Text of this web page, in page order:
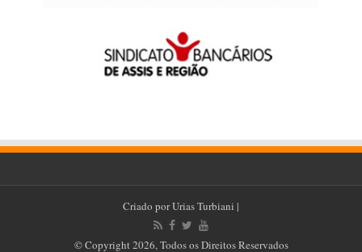
Criado porUrias Turbiani |
© Copyright 2026, Todos os Direitos Reservados